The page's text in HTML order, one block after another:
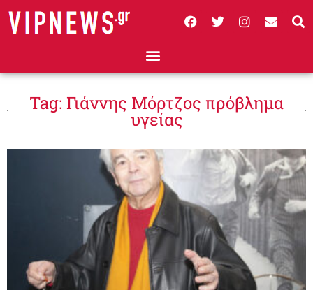
Tag: Γιάννης Μόρτζος πρόβλημα
υγείας